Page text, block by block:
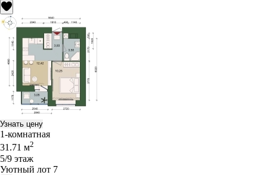
Узнать цену
1-комнатная
31.71 м2
5/9 этаж
Уютный лот 7